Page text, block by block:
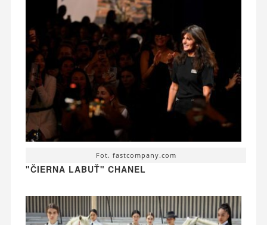
Fot. fastcompany.com
"ČIERNA LABUŤ" CHANEL